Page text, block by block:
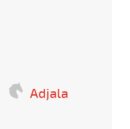
Adjala